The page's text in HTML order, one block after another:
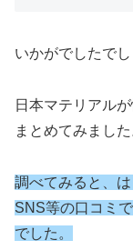
いかがでしたでし
日本マテリアル
まとめてみました
調べてみると、
SNS等の口コミ
でした。